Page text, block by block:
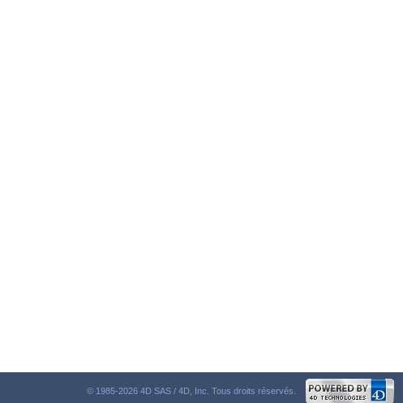
© 1985-2026 4D SAS / 4D, Inc. Tous droits réservés.